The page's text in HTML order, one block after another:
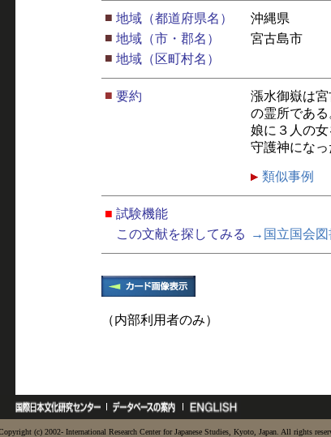
■ 地域（都道府県名）
沖縄県
■ 地域（市・郡名）
宮古島市
■ 地域（区町村名）
■ 要約
漲水御嶽は
の霊所であ
娘に３人の
守護神になっ
類似事例
■ 試験機能
この文献を探してみる
→国立国会図
（内部利用者のみ）
(c) 2002- International Research Center for Japanese Studies, Kyoto, Japan. All rights